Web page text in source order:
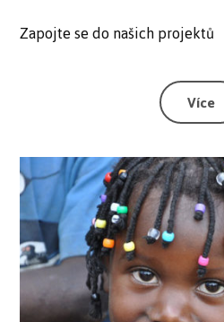
Zapojte se do našich projektů
Více